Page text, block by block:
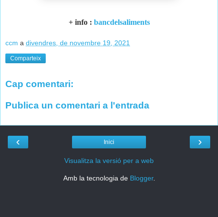
+ info : bancdelsaliments
ccm a divendres, de novembre 19, 2021
Comparteix
Cap comentari:
Publica un comentari a l'entrada
‹ ›
Inici
Visualitza la versió per a web
Amb la tecnologia de Blogger.